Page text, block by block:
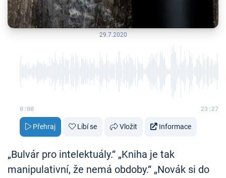
29.7.2020
0:00 23:27
Přehraj Líbí se Vložit Informace
„Bulvár pro intelektuály.“ „Kniha je tak
manipulativní, že nemá obdoby.“ „Novák si do